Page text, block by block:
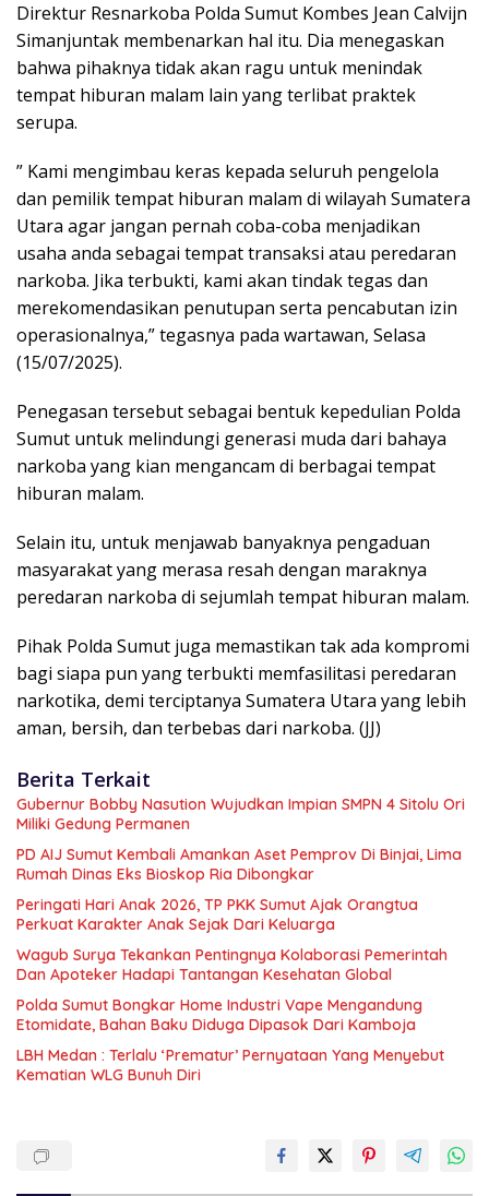
Direktur Resnarkoba Polda Sumut Kombes Jean Calvijn
Simanjuntak membenarkan hal itu. Dia menegaskan
bahwa pihaknya tidak akan ragu untuk menindak
tempat hiburan malam lain yang terlibat praktek
serupa.
” Kami mengimbau keras kepada seluruh pengelola
dan pemilik tempat hiburan malam di wilayah Sumatera
Utara agar jangan pernah coba-coba menjadikan
usaha anda sebagai tempat transaksi atau peredaran
narkoba. Jika terbukti, kami akan tindak tegas dan
merekomendasikan penutupan serta pencabutan izin
operasionalnya,” tegasnya pada wartawan, Selasa
(15/07/2025).
Penegasan tersebut sebagai bentuk kepedulian Polda
Sumut untuk melindungi generasi muda dari bahaya
narkoba yang kian mengancam di berbagai tempat
hiburan malam.
Selain itu, untuk menjawab banyaknya pengaduan
masyarakat yang merasa resah dengan maraknya
peredaran narkoba di sejumlah tempat hiburan malam.
Pihak Polda Sumut juga memastikan tak ada kompromi
bagi siapa pun yang terbukti memfasilitasi peredaran
narkotika, demi terciptanya Sumatera Utara yang lebih
aman, bersih, dan terbebas dari narkoba. (JJ)
Berita Terkait
Gubernur Bobby Nasution Wujudkan Impian SMPN 4 Sitolu Ori
Miliki Gedung Permanen
PD AIJ Sumut Kembali Amankan Aset Pemprov Di Binjai, Lima
Rumah Dinas Eks Bioskop Ria Dibongkar
Peringati Hari Anak 2026, TP PKK Sumut Ajak Orangtua
Perkuat Karakter Anak Sejak Dari Keluarga
Wagub Surya Tekankan Pentingnya Kolaborasi Pemerintah
Dan Apoteker Hadapi Tantangan Kesehatan Global
Polda Sumut Bongkar Home Industri Vape Mengandung
Etomidate, Bahan Baku Diduga Dipasok Dari Kamboja
LBH Medan : Terlalu ‘Prematur’ Pernyataan Yang Menyebut
Kematian WLG Bunuh Diri